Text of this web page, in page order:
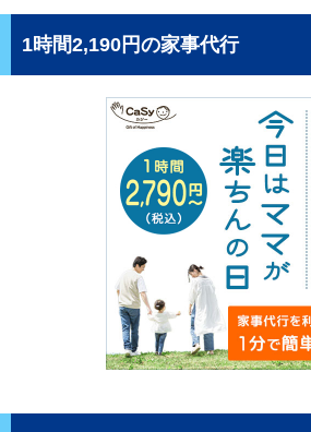
1時間2,190円の家事代行